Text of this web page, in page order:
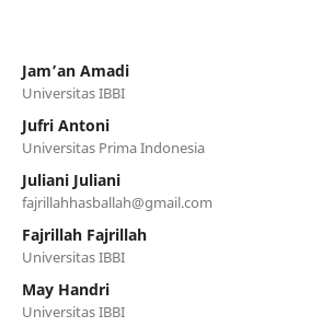
Jam’an Amadi
Universitas IBBI
Jufri Antoni
Universitas Prima Indonesia
Juliani Juliani
fajrillahhasballah@gmail.com
Fajrillah Fajrillah
Universitas IBBI
May Handri
Universitas IBBI